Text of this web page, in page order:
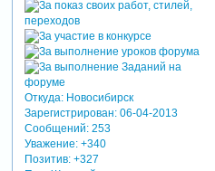
Откуда:Новосибирск
Зарегистрирован: 06-04-2013
Сообщений:253
Уважение: +340
Позитив: +327